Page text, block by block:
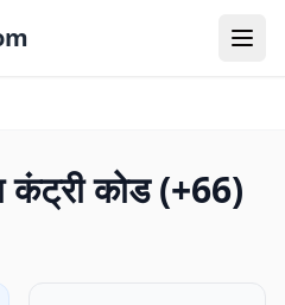
कंट्री कोड (+66)